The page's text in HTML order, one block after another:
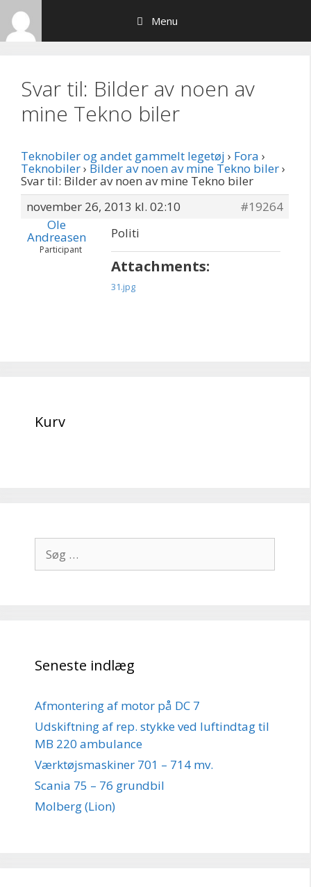
Hop
indhold
Menu
Svar til: Bilder av noen av
mine Tekno biler
Teknobiler og andet gammelt legetøj › Fora ›
Teknobiler› Bilder av noen av mine Tekno biler›
Svar til: Bilder av noen av mine Tekno biler
november 26, 2013 kl. 02:10
#19264
Ole
Andreasen
Participant
Politi
Attachments:
31.jpg
Kurv
efter:
Seneste indlæg
Afmontering af motor på DC 7
Udskiftning af rep. stykke ved luftindtag til
MB 220 ambulance
Værktøjsmaskiner 701 – 714 mv.
Scania 75 – 76 grundbil
Molberg (Lion)